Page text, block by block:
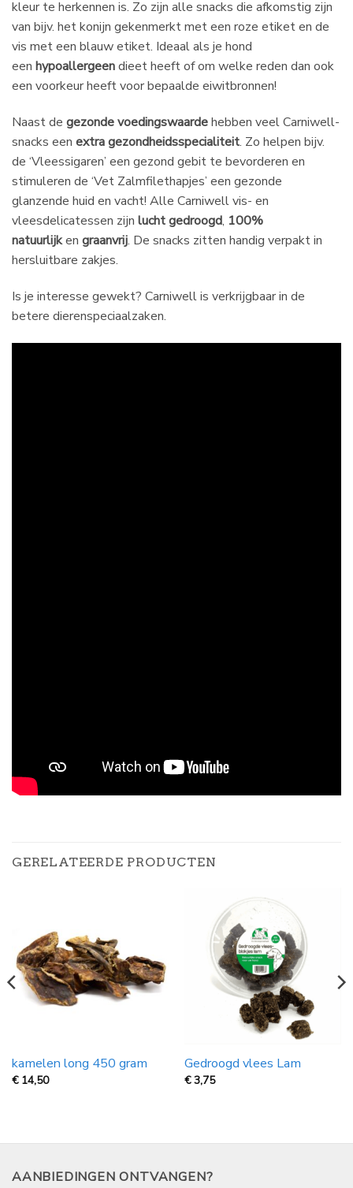
kleur te herkennen is. Zo zijn alle snacks die afkomstig zijn
van bijv. het konijn gekenmerkt met een roze etiket en de
vis met een blauw etiket. Ideaal als je hond
een hypoallergeendieet heeft of om welke reden dan ook
een voorkeur heeft voor bepaalde eiwitbronnen!
Naast de gezonde voedingswaardehebben veel Carniwell-
snacks een extra gezondheidsspecialiteit. Zo helpen bijv.
de ‘Vleessigaren’ een gezond gebit te bevorderen en
stimuleren de ‘Vet Zalmfilethapjes’ een gezonde
glanzende huid en vacht! Alle Carniwell vis- en
vleesdelicatessen zijn lucht gedroogd, 100%
natuurlijken graanvrij. De snacks zitten handig verpakt in
hersluitbare zakjes.
Is je interesse gewekt? Carniwell is verkrijgbaar in de
betere dierenspeciaalzaken.
GERELATEERDE PRODUCTEN
kamelen long 450 gram
€ 14,50
Gedroogd vlees Lam
€3,75
AANBIEDINGEN ONTVANGEN?